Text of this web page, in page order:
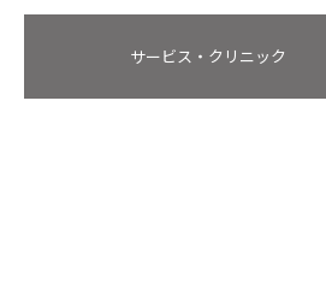
サービス・クリニック